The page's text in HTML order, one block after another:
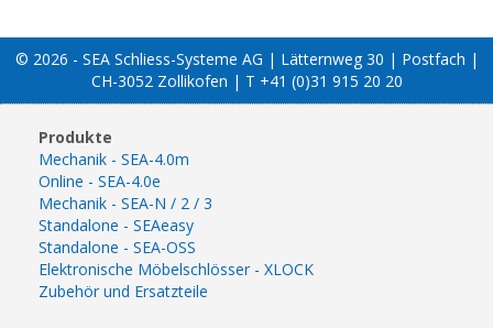
© 2026 - SEA Schliess-Systeme AG | Lätternweg 30 | Postfach |
CH-3052 Zollikofen | T +41 (0)31 915 20 20
Produkte
Mechanik - SEA-4.0m
Online - SEA-4.0e
Mechanik - SEA-N / 2 / 3
Standalone - SEAeasy
Standalone - SEA-OSS
Elektronische Möbelschlösser - XLOCK
Zubehör und Ersatzteile